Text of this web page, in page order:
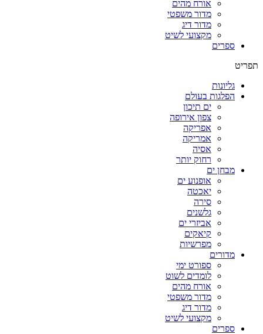
אורח מהים
מדור משפטי
מדור דיג
מקצועי לשיט
ספרים
תפריט
גליונות
הפלגות בעולם
ים תיכון
צפון אירופה
אפריקה
אמריקה
אסיה
רחוק יותר
מבחן ים
אופנוע ים
יאכטה
סירה
גלשנים
אביזרי ים
קיאקים
מפרשיות
מדורים
ספורט ימי
לומדים לשוט
אורח מהים
מדור משפטי
מדור דיג
מקצועי לשיט
ספרים